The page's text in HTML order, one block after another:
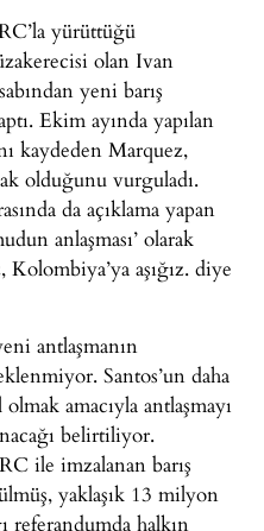
yürüttüğü
olan Ivan
yeni barış
Ekim ayında yapılan
kaydeden Marquez,
olduğunu vurguladı.
da açıklama yapan
anlaşması’ olarak
Kolombiya’ya aşığız. diye
antlaşmanın
Santos’un daha
amacıyla antlaşmayı
belirtiliyor.
ile imzalanan barış
yaklaşık 13 milyon
referandumda halkın